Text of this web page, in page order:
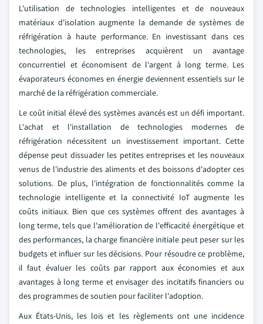
L'utilisation de technologies intelligentes et de nouveaux
matériaux d'isolation augmente la demande de systèmes de
réfrigération à haute performance. En investissant dans ces
technologies, les entreprises acquièrent un avantage
concurrentiel et économisent de l'argent à long terme. Les
évaporateurs économes en énergie deviennent essentiels sur le
marché de la réfrigération commerciale.
Le coût initial élevé des systèmes avancés est un défi important.
L'achat et l'installation de technologies modernes de
réfrigération nécessitent un investissement important. Cette
dépense peut dissuader les petites entreprises et les nouveaux
venus de l'industrie des aliments et des boissons d'adopter ces
solutions. De plus, l'intégration de fonctionnalités comme la
technologie intelligente et la connectivité IoT augmente les
coûts initiaux. Bien que ces systèmes offrent des avantages à
long terme, tels que l'amélioration de l'efficacité énergétique et
des performances, la charge financière initiale peut peser sur les
budgets et influer sur les décisions. Pour résoudre ce problème,
il faut évaluer les coûts par rapport aux économies et aux
avantages à long terme et envisager des incitatifs financiers ou
des programmes de soutien pour faciliter l'adoption.
Aux États-Unis, les lois et les règlements ont une incidence